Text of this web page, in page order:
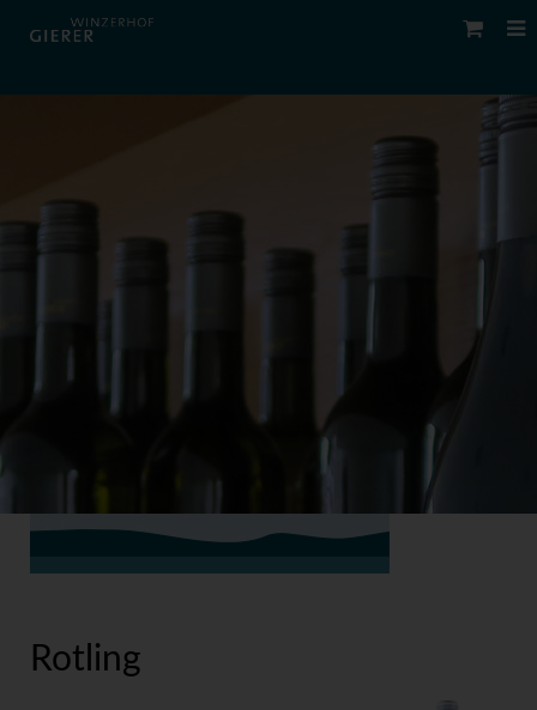
Rotling